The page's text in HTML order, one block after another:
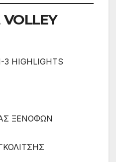
VOLLEY
HIGHLIGHTS
ΞΕΝΟΦΩΝ